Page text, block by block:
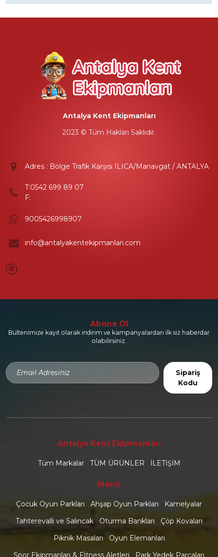
Antalya Kent Ekipmanları
2023 © Tüm Hakları Saklıdır.
Adres : Bölge Trafik Karşısı ILICA/Manavgat / ANTALYA
T:0542 699 89 07
F:
9005426998907
info@antalyakentekipmanlari.com
Instagram
Abone Ol
Bültenimize kayıt olarak indirim ve kampanyalardan ilk siz haberdar
olabilirsiniz.
Sipariş
Kodu
Antalya Kent Ekipmanları
Tüm Markalar TÜM ÜRÜNLER İLETİŞİM
Menü
Çocuk Oyun Parkları Ahşap Oyun Parkları
Kamelyalar
Tahterevalli ve Salıncak
Oturma Bankları
Çöp Kovaları
Piknik Masaları
Oyun Elemanları